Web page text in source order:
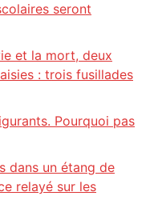
seront
et la mort, deux
: trois fusillades
Pourquoi pas
dans un étang de
relayé sur les